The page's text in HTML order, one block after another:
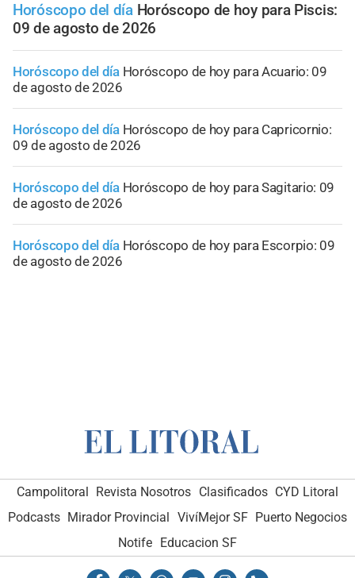
Horóscopo del día Horóscopo de hoy para Piscis:
09 de agosto de 2026
Horóscopo del día Horóscopo de hoy para Acuario: 09
de agosto de 2026
Horóscopo del día Horóscopo de hoy para Capricornio:
09 de agosto de 2026
Horóscopo del día Horóscopo de hoy para Sagitario: 09
de agosto de 2026
Horóscopo del día Horóscopo de hoy para Escorpio: 09
de agosto de 2026
Campolitoral Revista Nosotros Clasificados CYD Litoral
Podcasts Mirador Provincial VivíMejor SF Puerto Negocios
Notife Educacion SF